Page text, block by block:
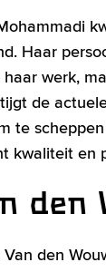
Haar
werk,
de
te
kwaliteit en
den
den